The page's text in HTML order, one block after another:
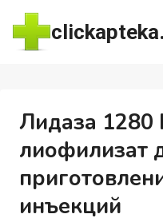
Перейти
содержимому
Лидаза
лиофилизат
инъекций